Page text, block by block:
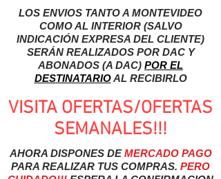
LOS ENVIOS TANTO A MONTEVIDEO
COMO AL INTERIOR (SALVO
INDICACIÓN EXPRESA DEL CLIENTE)
SERÁN REALIZADOS POR DAC Y
ABONADOS (A DAC) POR EL
DESTINATARIOAL RECIBIRLO
VISITA OFERTAS/OFERTAS
SEMANALES!!!
AHORA DISPONES DEMERCADO PAGO
PARA REALIZAR TUS COMPRAS. PERO